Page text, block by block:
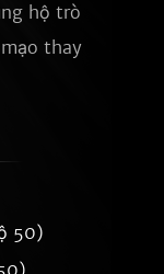
hộ trò
thay
50)